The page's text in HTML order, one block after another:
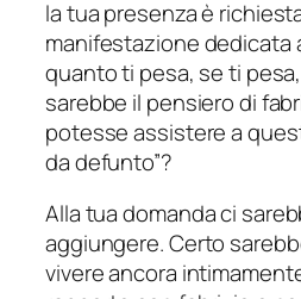
la tua presenza è
manifestazione dedicata
quanto ti pesa, se ti
sarebbe il pensiero di
potesse assistere a
da defunto”?
Alla tua domanda ci
aggiungere. Certo
vivere ancora